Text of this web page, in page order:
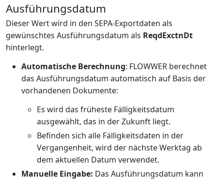
Ausführungsdatum
Dieser Wert wird in den SEPA-Exportdaten als
gewünschtes Ausführungsdatum als ReqdExctnDt
hinterlegt.
Automatische Berechnung: FLOWWER berechnet
das Ausführungsdatum automatisch auf Basis der
vorhandenen Dokumente:
Es wird das früheste Fälligkeitsdatum
ausgewählt, das in der Zukunft liegt.
Befinden sich alle Fälligkeitsdaten in der
Vergangenheit, wird der nächste Werktag ab
dem aktuellen Datum verwendet.
Manuelle Eingabe: Das Ausführungsdatum kann